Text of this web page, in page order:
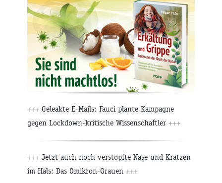
+++ Geleakte E-Mails: Fauci plante Kampagne
gegen Lockdown-kritische Wissenschaftler +++
+++ Jetzt auch noch verstopfte Nase und Kratzen
im Hals: Das Omikron-Grauen +++